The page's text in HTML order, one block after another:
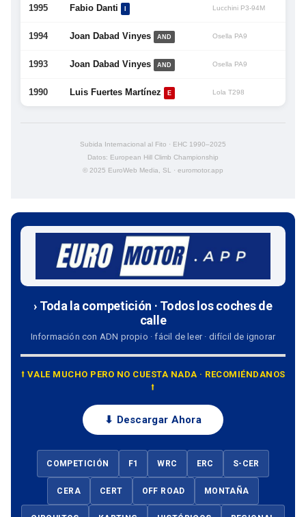
1995 Fabio Danti Lucchini P3-94M
1994 Joan Dabad Vinyes AND Osella PA9
1993 Joan Dabad Vinyes AND Osella PA9
1990 Luis Fuertes Martínez E Lola T298
Subida Internacional al Fito · EHC 1990–2025
Datos: European Hill Climb Championship
© 2025 EuroWeb Media, SL · euromotor.app
› Toda la competición · Todos los coches de
calle
Información con ADN propio · fácil de leer · difícil de ignorar
⭡ VALE MUCHO PERO NO CUESTA NADA · RECOMIÉNDANOS
⭡
⬇ Descargar Ahora
COMPETICIÓN F1 WRC ERC S-CER
CERA CERT OFF ROAD MONTAÑA